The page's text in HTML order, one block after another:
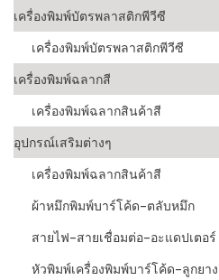
เครื่องพิมพ์บัตรพลาสติกพีวีซี
เครื่องพิมพ์บัตรพลาสติกพีวีซี
เครื่องพิมพ์ฉลากสี
เครื่องพิมพ์ฉลากสินค้าสี
อุปกรณ์เสริมต่างๆ
เครื่องพิมพ์ฉลากสินค้าสี
ผ้าหมึกพิมพ์บาร์โค้ด-ตลับหมึก
สายไฟ-สายเชื่อมต่อ-อะแดปเตอร์
หัวพิมพ์เครื่องพิมพ์บาร์โค้ด-ลูกยาง